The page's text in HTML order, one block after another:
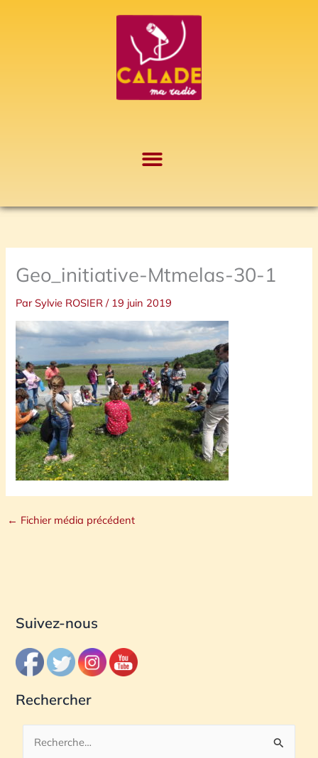
Geo_initiative-Mtmelas-30-1
ParSylvie ROSIER/ 19 juin 2019
← Fichier média précédent
Suivez-nous
Rechercher